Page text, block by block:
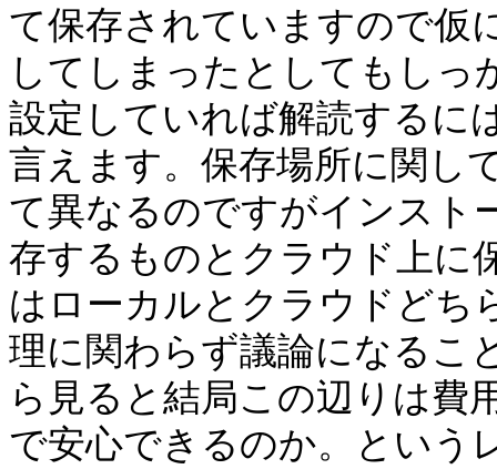
て保存されていますので仮
してしまったとしてもしっ
設定していれば解読するに
言えます。保存場所に関し
て異なるのですがインスト
存するものとクラウド上に
はローカルとクラウドどち
理に関わらず議論になるこ
ら見ると結局この辺りは費
で安心できるのか。という